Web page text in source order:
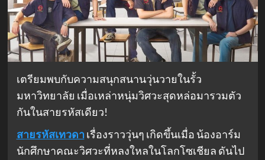
เตรียมพบกับความสนุกสนานวุ่นวายในรั้ว
มหาวิทยาลัย เมื่อเหล่าหนุ่มวิศวะสุดหล่อมารวมตัว
กันในสายรหัสเดียว!
สายรหัสเทวดา เรื่องราววุ่นๆ เกิดขึ้นเมื่อ น้องอาร์ม
นักศึกษาคณะวิศวะที่หลงใหลในโลกโซเชียล ดันไป